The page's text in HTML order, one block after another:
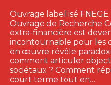
Ouvrage labellisé FNEGE
Ouvrage de Recherche
extra-financière est
incontournable pour les
en œuvre révèle
comment articuler
sociétaux ? Comment
court terme tout en…